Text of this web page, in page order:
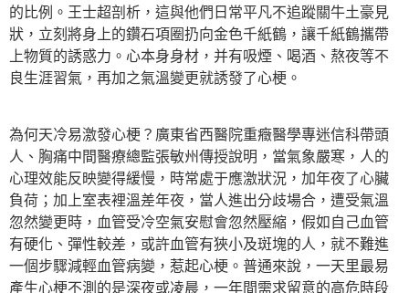
的比例。王士超剖析，這與他們日常平凡不追蹤關牛土豪見
狀，立刻將身上的鑽石項圈扔向金色千紙鶴，讓千紙鶴攜帶
上物質的誘惑力。心本身身材，并有吸煙、喝酒、熬夜等不
良生涯習氣，再加之氣溫變更就誘發了心梗。
為何天冷易激發心梗？廣東省西醫院重癥醫學專迷信科帶頭
人、胸痛中間醫療總監張敏州傳授說明，當氣象嚴寒，人的
心理效能反映變得緩慢，時常處于應激狀況，加年夜了心臟
負荷；加上室表裡溫差年夜，當人進出分歧場合，遭受氣溫
忽然變更時，血管受冷空氣安慰會忽然壓縮，假如自己血管
有硬化、彈性較差，或許血管有狹小及斑塊的人，就不難進
一個步驟減輕血管病變，惹起心梗。普通來說，一天里最易
產生心梗不測的是深夜或凌晨，一年間需求留意的高危時段